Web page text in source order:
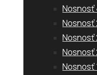
Nosnosť
Nosnosť
Nosnosť
Nosnosť
Nosnosť